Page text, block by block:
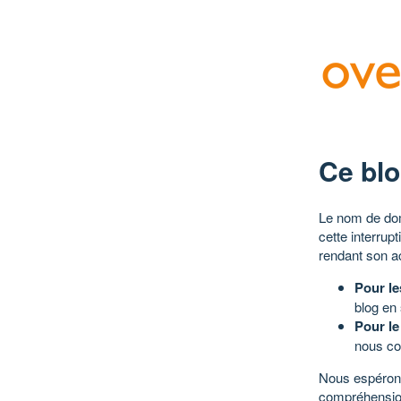
Ce
Le nom de
cette
rendant son
Pour
blog
Pour
nous
Nous